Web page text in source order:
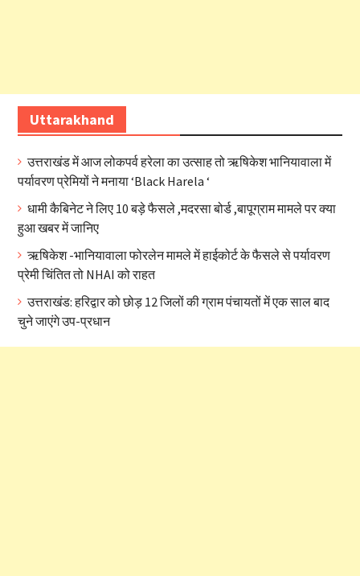
Uttarakhand
उत्तराखंड में आज लोकपर्व हरेला का उत्साह तो ऋषिकेश भानियावाला में
पर्यावरण प्रेमियों ने मनाया ‘Black Harela ‘
धामी कैबिनेट ने लिए 10 बड़े फैसले ,मदरसा बोर्ड ,बापूग्राम मामले पर क्या
हुआ खबर में जानिए
ऋषिकेश -भानियावाला फोरलेन मामले में हाईकोर्ट के फैसले से पर्यावरण
प्रेमी चिंतित तो NHAI को राहत
उत्तराखंड: हरिद्वार को छोड़ 12 जिलों की ग्राम पंचायतों में एक साल बाद
चुने जाएंगे उप-प्रधान